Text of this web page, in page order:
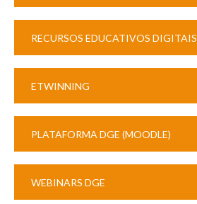
RECURSOS EDUCATIVOS DIGITAIS
ETWINNING
PLATAFORMA DGE (MOODLE)
WEBINARS DGE